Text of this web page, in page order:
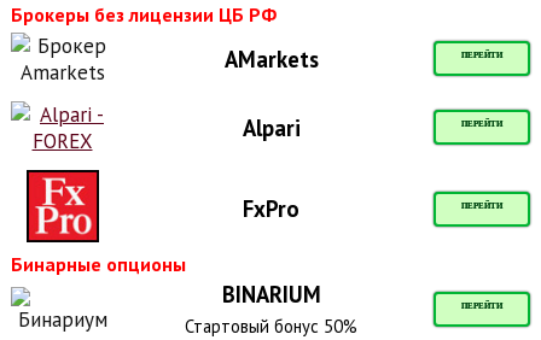
Брокеры без лицензии ЦБ РФ
AMarkets ПЕРЕЙТИ
Alpari ПЕРЕЙТИ
FxPro ПЕРЕЙТИ
Бинарные опционы
BINARIUM ПЕРЕЙТИ
Стартовый бонус 50%